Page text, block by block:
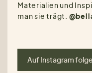
Materialien und
man sie trägt.
Auf Instagram